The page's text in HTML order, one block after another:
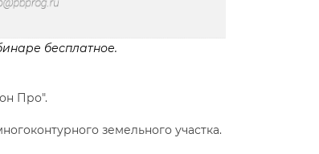
бесплатное.
Про".
земельного участка.